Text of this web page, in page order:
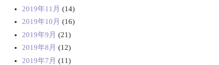
2019年11月 (14)
2019年10月 (16)
2019年9月 (21)
2019年8月 (12)
2019年7月 (11)